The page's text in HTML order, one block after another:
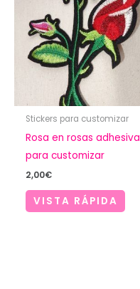
Stickers para customizar
Rosa en rosas adhesiva
para customizar
2,00€
VISTA RÁPIDA